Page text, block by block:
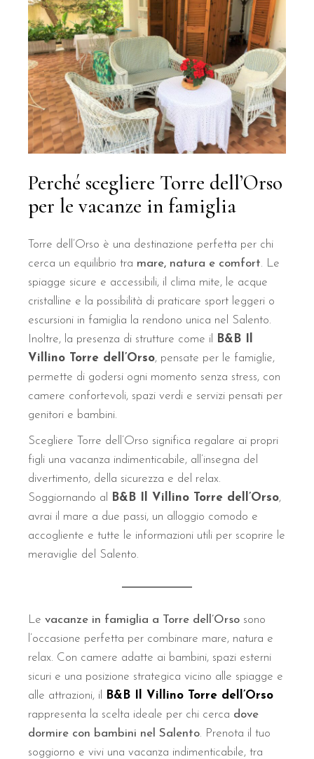
Perché scegliere Torre dell’Orso
per le vacanze in famiglia
Torre dell’Orso è una destinazione perfetta per chi
cerca un equilibrio tra mare, natura e comfort. Le
spiagge sicure e accessibili, il clima mite, le acque
cristalline e la possibilità di praticare sport leggeri o
escursioni in famiglia la rendono unica nel Salento.
Inoltre, la presenza di strutture come il
B&B Il
Villino Torre dell’Orso, pensate per le famiglie,
permette di godersi ogni momento senza stress, con
camere confortevoli, spazi verdi e servizi pensati per
genitori e bambini.
Scegliere Torre dell’Orso significa regalare ai propri
figli una vacanza indimenticabile, all’insegna del
divertimento, della sicurezza e del relax.
Soggiornando al
B&B Il Villino Torre dell’Orso,
avrai il mare a due passi, un alloggio comodo e
accogliente e tutte le informazioni utili per scoprire le
meraviglie del Salento.
Levacanze in famiglia a Torre dell’Orso sono
l’occasione perfetta per combinare mare, natura e
relax. Con camere adatte ai bambini, spazi esterni
sicuri e una posizione strategica vicino alle spiagge e
alle attrazioni, il
B&B Il Villino Torre dell’Orso
rappresenta la scelta ideale per chi cerca dove
dormire con bambini nel Salento. Prenota il tuo
soggiorno e vivi una vacanza indimenticabile, tra